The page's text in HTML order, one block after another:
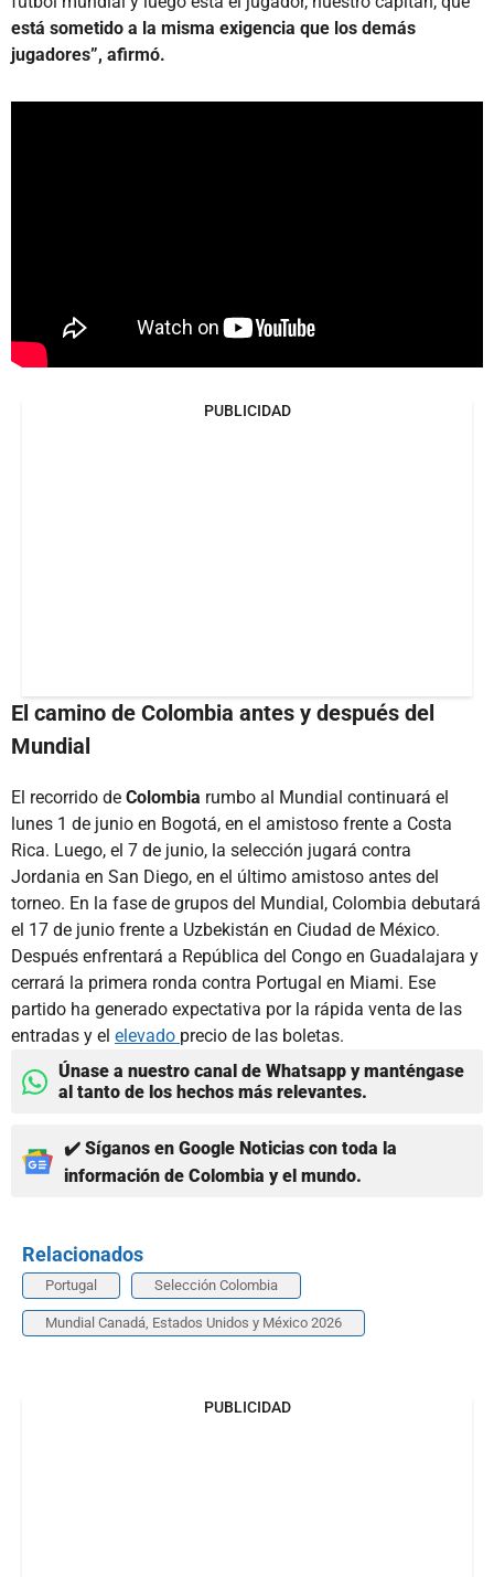
está sometido a la misma exigencia que los demás
jugadores”, afirmó.
PUBLICIDAD
El camino de Colombia antes y después del
Mundial
El recorrido de Colombia rumbo al Mundial continuará el
lunes 1 de junio en Bogotá, en el amistoso frente a Costa
Rica. Luego, el 7 de junio, la selección jugará contra
Jordania en San Diego, en el último amistoso antes del
torneo. En la fase de grupos del Mundial, Colombia debutará
el 17 de junio frente a Uzbekistán en Ciudad de México.
Después enfrentará a República del Congo en Guadalajara y
cerrará la primera ronda contra Portugal en Miami. Ese
partido ha generado expectativa por la rápida venta de las
entradas y el elevado precio de las boletas.
Únase a nuestro canal de Whatsapp y manténgase
al tanto de los hechos más relevantes.
✔️ Síganos en Google Noticias con toda la
información de Colombia y el mundo.
Relacionados
Portugal Selección Colombia
Mundial Canadá, Estados Unidos y México 2026
PUBLICIDAD